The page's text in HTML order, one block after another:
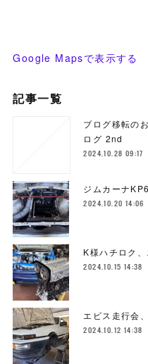
Google Mapsで表示する
記事一覧
ブログ移転
ログ 2nd
2024.10.28 09:17
ジムカーナ
2024.10.20 14:06
K様ハチロク
2024.10.15 14:38
エビス走行会
2024.10.12 14:38